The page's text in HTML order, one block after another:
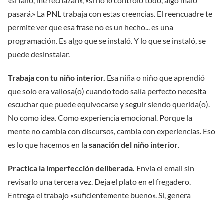
pasará.» La PNLtrabaja con estas creencias. El reencuadre te
permite ver que esa frase no es un hecho... es una
programación. Es algo que se instaló. Y lo que se instaló, se
puede desinstalar.
Trabaja con tu niño interior. Esa niña o niño que aprendió
que solo era valiosa(o) cuando todo salía perfecto necesita
escuchar que puede equivocarse y seguir siendo querida(o).
No como idea. Como experiencia emocional. Porque la
mente no cambia con discursos, cambia con experiencias. Eso
es lo que hacemos en lasanación del niño interior.
Practica la imperfección deliberada. Envía el email sin
revisarlo una tercera vez. Deja el plato en el fregadero.
Entrega el trabajo «suficientemente bueno». Sí, genera